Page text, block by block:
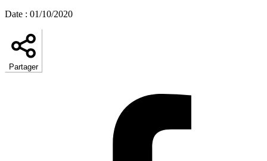
Date : 01/10/2020
Partager